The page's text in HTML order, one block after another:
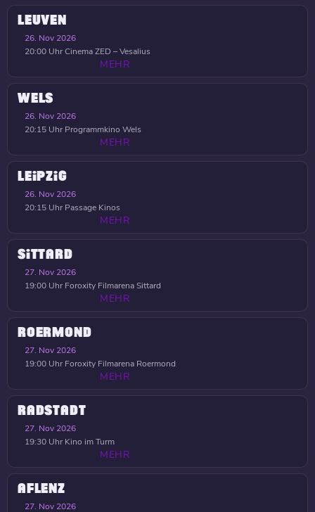
LEUVEN
26. Nov 2026
20:00 UhrCinema ZED – Vesalius
MEHR
WELS
26. Nov 2026
20:15 Uhr Programmkino Wels
MEHR
LEIPZIG
26. Nov 2026
20:15 Uhr Passage Kinos
MEHR
SITTARD
27. Nov 2026
19:00 Uhr Foroxity Filmarena Sittard
MEHR
ROERMOND
27. Nov 2026
19:00 Uhr Foroxity Filmarena Roermond
MEHR
RADSTADT
27. Nov 2026
19:30 Uhr Kino im Turm
MEHR
AFLENZ
27. Nov 2026